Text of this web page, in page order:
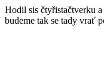
Hodil sis čtyřistačtverku
budeme tak se tady vrať